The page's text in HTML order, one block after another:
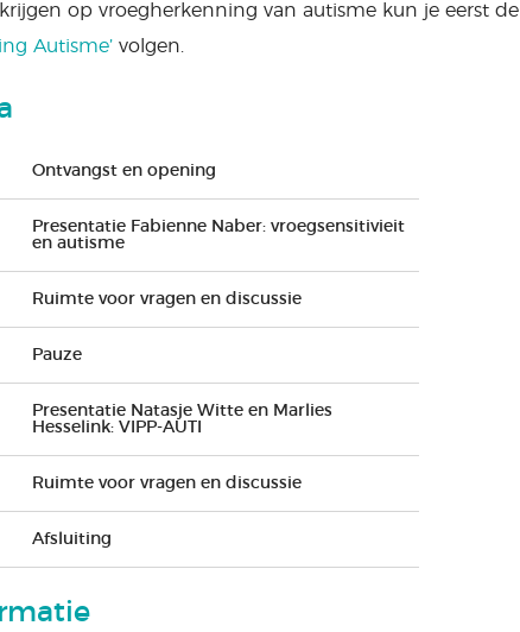
op vroegherkenning van autisme kun je eerst de
Autisme’ volgen.
Ontvangst en opening
Presentatie Fabienne Naber: vroegsensitivieit
en autisme
Ruimte voor vragen en discussie
Pauze
Presentatie Natasje Witte en Marlies
Hesselink: VIPP-AUTI
Ruimte voor vragen en discussie
Afsluiting